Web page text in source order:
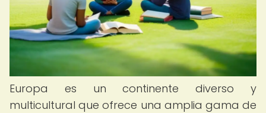
Europa es un continente diverso y
multicultural que ofrece una amplia gama de